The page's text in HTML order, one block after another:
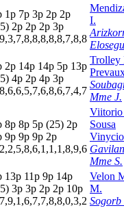
1p 7p 3p 2p 2p
2p 2p 2p 3p
I.
2p 14p 14p 5p 13p
4p 2p 4p 3p
Trolley
Mme J.
8p 8p 5p (25) 2p
9p 9p 9p 2p
Sousa
Gavilan
Mme S.
13p 11p 9p 14p
3p 3p 2p 2p 10p
Velon
M.
Sogorb